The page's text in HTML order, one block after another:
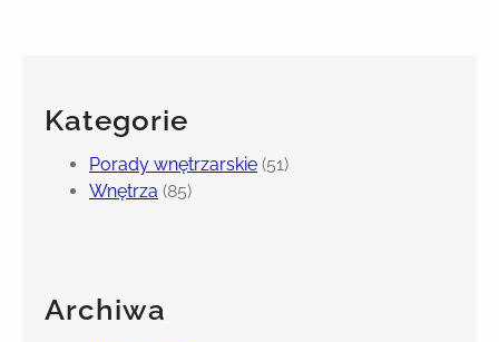
t
p
e
j
Kategorie
Porady wnętrzarskie (51)
Wnętrza (85)
Archiwa